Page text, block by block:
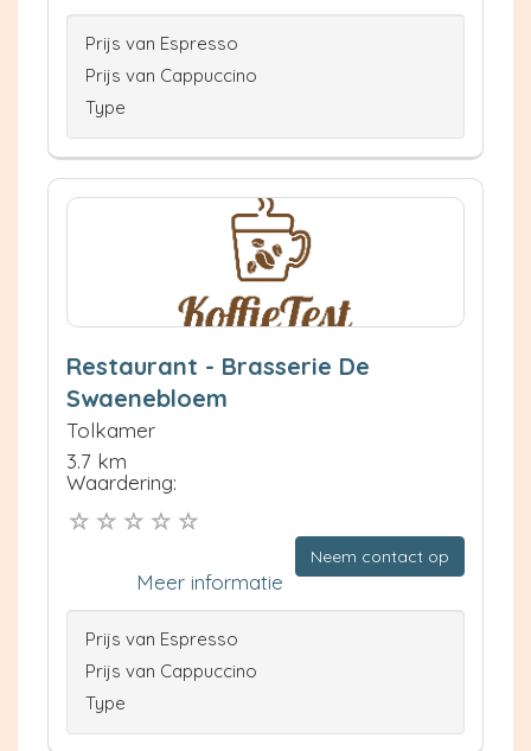
Prijs van Espresso
Prijs van Cappuccino
Type
Restaurant - Brasserie De
Swaenebloem
Tolkamer
3.7 km
Waardering:
Neem contact op
Meer informatie
Prijs van Espresso
Prijs van Cappuccino
Type